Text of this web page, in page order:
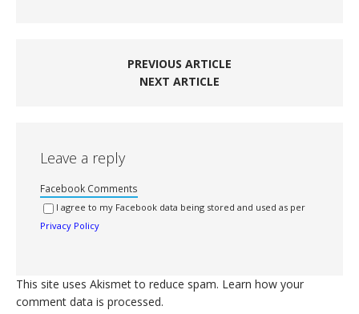
PREVIOUS ARTICLE
NEXT ARTICLE
Leave a reply
Facebook Comments
I agree to my Facebook data being stored and used as per
Privacy Policy
This site uses Akismet to reduce spam. Learn how your
comment data is processed.